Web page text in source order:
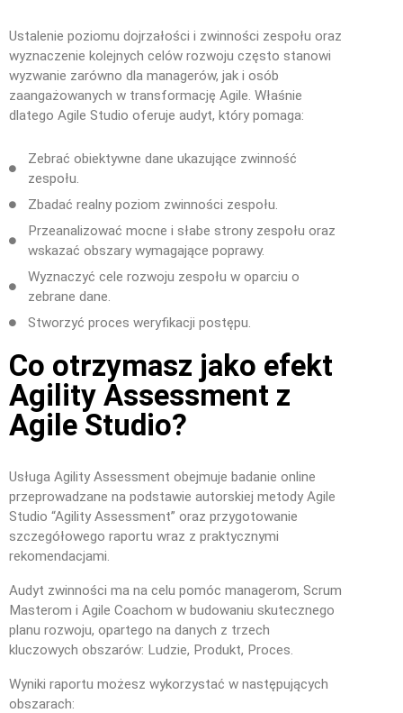
Ustalenie poziomu dojrzałości i zwinności zespołu oraz
wyznaczenie kolejnych celów rozwoju często stanowi
wyzwanie zarówno dla managerów, jak i osób
zaangażowanych w transformację Agile. Właśnie
dlatego Agile Studio oferuje audyt, który pomaga:
Zebrać obiektywne dane ukazujące zwinność
zespołu.
Zbadać realny poziom zwinności zespołu.
Przeanalizować mocne i słabe strony zespołu oraz
wskazać obszary wymagające poprawy.
Wyznaczyć cele rozwoju zespołu w oparciu o
zebrane dane.
Stworzyć proces weryfikacji postępu.
Co otrzymasz jako efekt
Agility Assessment z
Agile Studio?
Usługa Agility Assessment obejmuje badanie online
przeprowadzane na podstawie autorskiej metody Agile
Studio “Agility Assessment” oraz przygotowanie
szczegółowego raportu wraz z praktycznymi
rekomendacjami.
Audyt zwinności ma na celu pomóc managerom, Scrum
Masterom i Agile Coachom w budowaniu skutecznego
planu rozwoju, opartego na danych z trzech
kluczowych obszarów: Ludzie, Produkt, Proces.
Wyniki raportu możesz wykorzystać w następujących
obszarach: